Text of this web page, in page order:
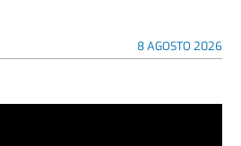
8 AGOSTO 2026